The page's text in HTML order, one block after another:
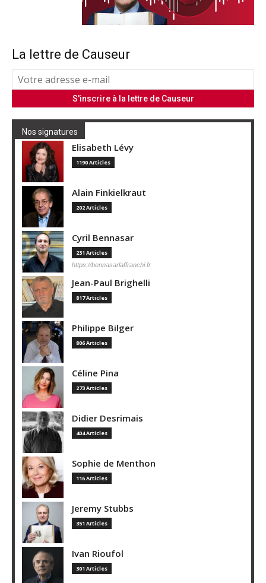
La lettre de Causeur
Nos signatures
Elisabeth Lévy
1190 Articles
Alain Finkielkraut
202 Articles
Cyril Bennasar
231 Articles
https://bennasarlaffranchi.fr
Jean-Paul Brighelli
817 Articles
Philippe Bilger
806 Articles
Céline Pina
273 Articles
Didier Desrimais
404 Articles
Sophie de Menthon
116 Articles
Jeremy Stubbs
351 Articles
Ivan Rioufol
301 Articles